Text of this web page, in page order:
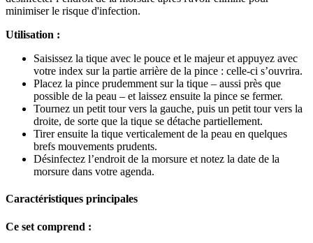
minimiser le risque d'infection.
Utilisation :
Saisissez la tique avec le pouce et le majeur et appuyez avec
votre index sur la partie arrière de la pince : celle-ci s’ouvrira.
Placez la pince prudemment sur la tique – aussi près que
possible de la peau – et laissez ensuite la pince se fermer.
Tournez un petit tour vers la gauche, puis un petit tour vers la
droite, de sorte que la tique se détache partiellement.
Tirer ensuite la tique verticalement de la peau en quelques
brefs mouvements prudents.
Désinfectez l’endroit de la morsure et notez la date de la
morsure dans votre agenda.
Caractéristiques principales
Ce set comprend :